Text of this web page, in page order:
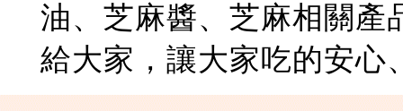
油、芝麻醬、芝麻相關產
給大家，讓大家吃的安心